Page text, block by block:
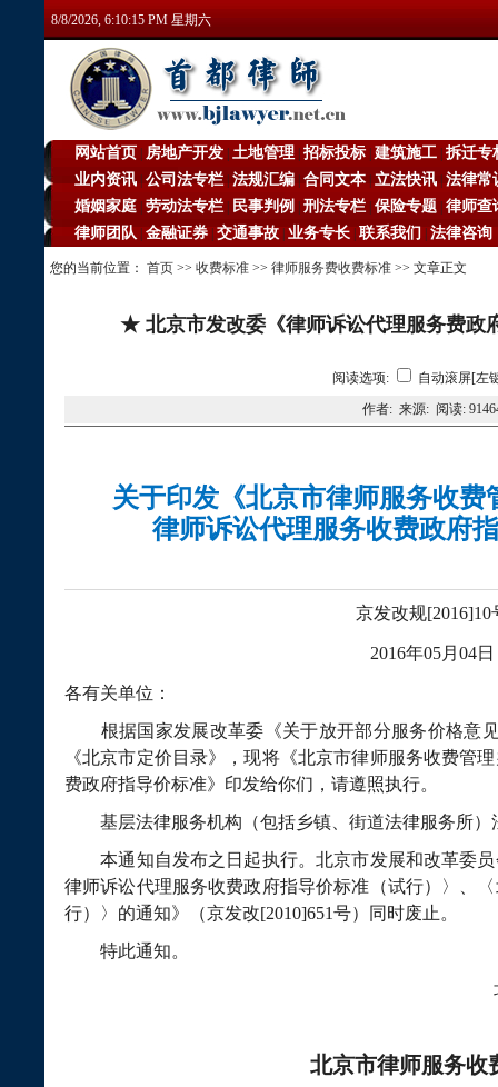
8/8/2026, 6:10:16 PM 星期六
网站首页 房地产开发 土地管理 招标投标 建筑施工 拆迁专
业内资讯 公司法专栏 法规汇编 合同文本 立法快讯 法律常
婚姻家庭 劳动法专栏 民事判例 刑法专栏 保险专题 律师查
律师团队 金融证券 交通事故 业务专长 联系我们 法律咨询
您的当前位置： 首页 >> 收费标准 >> 律师服务费收费标准 >> 文章正文
★ 北京市发改委《律师诉讼代理服务费政
阅读选项:
自动滚屏[左
作者: 来源: 阅读:
关于印发《北京市律师服务收
律师诉讼代理服务收费政府
京发改规[2016]10
2016年05月 04日
各有关单位：
根据国家发展改革委《关于放开部分服务价格意
《北京市定价目录》，现将《北京市律师服务收费管
费政府指导价标准》印发给你们，请遵照执行。
基层法律服务机构（包括乡镇、街道法律服务所）
本通知自发布之日起执行。北京市发展和改革委员
律师诉讼代理服务收费政府指导价标准（试行）〉、
行）〉的通知》（京发改[2010]651号）同时废止。
特此通知。
北
北京市律师服务收